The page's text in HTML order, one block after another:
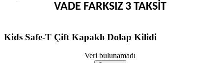
VADE FARKSIZ 3 TAKSİT
Kids Safe-T Çift Kapaklı Dolap Kilidi
Veri bulunamadı